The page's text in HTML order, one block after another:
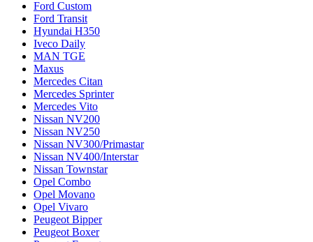
Ford Custom
Ford Transit
Hyundai H350
Iveco Daily
MAN TGE
Maxus
Mercedes Citan
Mercedes Sprinter
Mercedes Vito
Nissan NV200
Nissan NV250
Nissan NV300/Primastar
Nissan NV400/Interstar
Nissan Townstar
Opel Combo
Opel Movano
Opel Vivaro
Peugeot Bipper
Peugeot Boxer